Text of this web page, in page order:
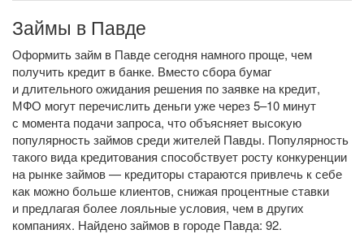
Займы в Павде
Оформить займ в Павде сегодня намного проще, чем
получить кредит в банке. Вместо сбора бумаг
и длительного ожидания решения по заявке на кредит,
МФО могут перечислить деньги уже через 5–10 минут
с момента подачи запроса, что объясняет высокую
популярность займов среди жителей Павды. Популярность
такого вида кредитования способствует росту конкуренции
на рынке займов — кредиторы стараются привлечь к себе
как можно больше клиентов, снижая процентные ставки
и предлагая более лояльные условия, чем в других
компаниях. Найдено займов в городе Павда: 92.